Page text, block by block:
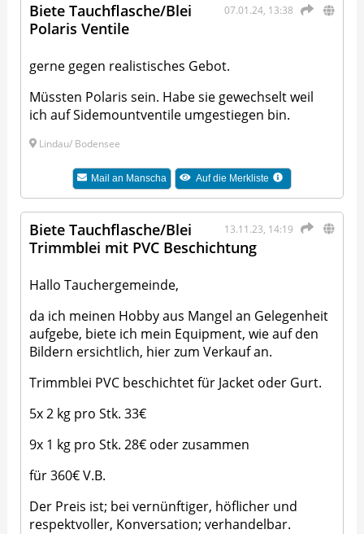
07.01.24, 13:38
Biete Tauchflasche/Blei
Polaris Ventile
gerne gegen realistisches Gebot.
Müssten Polaris sein. Habe sie gewechselt weil
ich auf Sidemountventile umgestiegen bin.
Lindau/ Bodensee
Mail an Manscha Auf die Merkliste
13.11.23, 14:19
Biete Tauchflasche/Blei
Trimmblei mit PVC Beschichtung
Hallo Tauchergemeinde,
da ich meinen Hobby aus Mangel an Gelegenheit
aufgebe, biete ich mein Equipment, wie auf den
Bildern ersichtlich, hier zum Verkauf an.
Trimmblei PVC beschichtet für Jacket oder Gurt.
5x 2 kg pro Stk. 33€
9x 1 kg pro Stk. 28€ oder zusammen
für 360€ V.B.
Der Preis ist; bei vernünftiger, höflicher und
respektvoller, Konversation; verhandelbar.